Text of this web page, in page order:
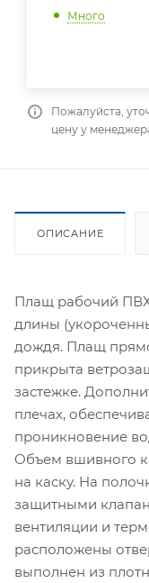
Много
Пожалуйста,
цену у
ОПИСАНИЕ
Плащ рабочий
длины
дождя. Плащ
прикрыта
застежке.
плечах,
проникновение
Объем вшивного
на каску. На
защитными
вентиляции и
расположены
выполнен из